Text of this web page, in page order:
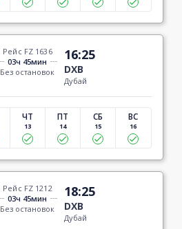
Рейс FZ 1636
03ч 45мин
Без остановок
16:25
DXB
Дубай
ЧТ
13
ПТ
14
СБ
15
ВС
16
Рейс FZ 1212
03ч 45мин
Без остановок
18:25
DXB
Дубай